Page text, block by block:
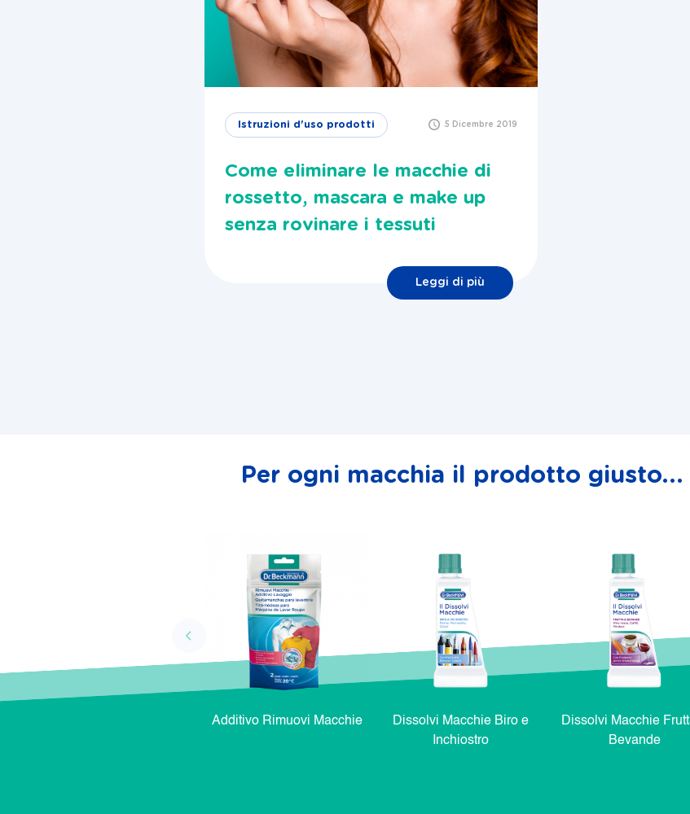
Istruzioni d'uso prodotti 5 Dicembre 2019
Come eliminare le macchie di
rossetto, mascara e make up
senza rovinare i tessuti
Leggi di più
Per ogni macchia il prodotto giusto...
Additivo Rimuovi Macchie
Dissolvi Macchie Biro e
Inchiostro
Dissolvi Macchie
Bevande